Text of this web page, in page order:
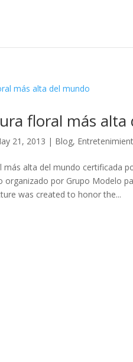
floral más alta
21, 2013 | Blog,
alta del mundo certificada
organizado por Grupo Modelo
was created to honor the...